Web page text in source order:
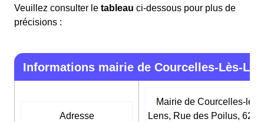
Veuillez consulter le tableau ci-dessous pour plus de
précisions :
Informations mairie de Courcelles-Lès-
Adresse
Mairie de Courcelles-lès-
Lens, Rue des Poilus,